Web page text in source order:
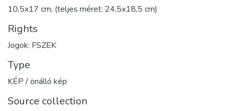
10,5x17 cm, (teljes méret: 24,5x18,5 cm)
Rights
Jogok: FSZEK
Type
KÉP / önálló kép
Source collection